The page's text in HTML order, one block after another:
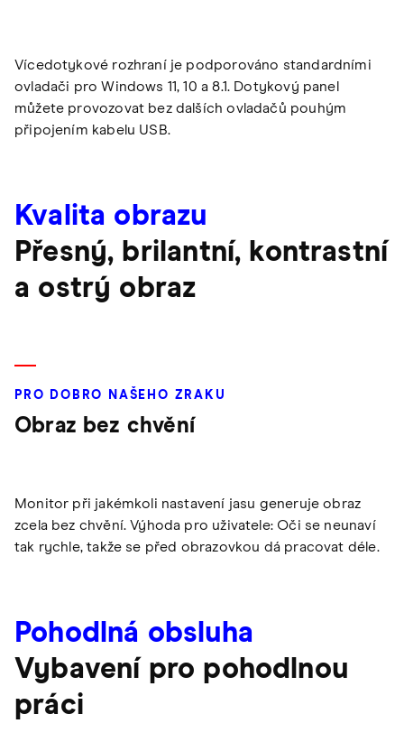
Vícedotykové rozhraní je podporováno standardními
ovladači pro Windows 11, 10 a 8.1. Dotykový panel
můžete provozovat bez dalších ovladačů pouhým
připojením kabelu USB.
Kvalita obrazu
Přesný, brilantní, kontrastní
a ostrý obraz
PRO DOBRO NAŠEHO ZRAKU
Obraz bez chvění
Monitor při jakémkoli nastavení jasu generuje obraz
zcela bez chvění. Výhoda pro uživatele: Oči se neunaví
tak rychle, takže se před obrazovkou dá pracovat déle.
Pohodlná obsluha
Vybavení pro pohodlnou
práci